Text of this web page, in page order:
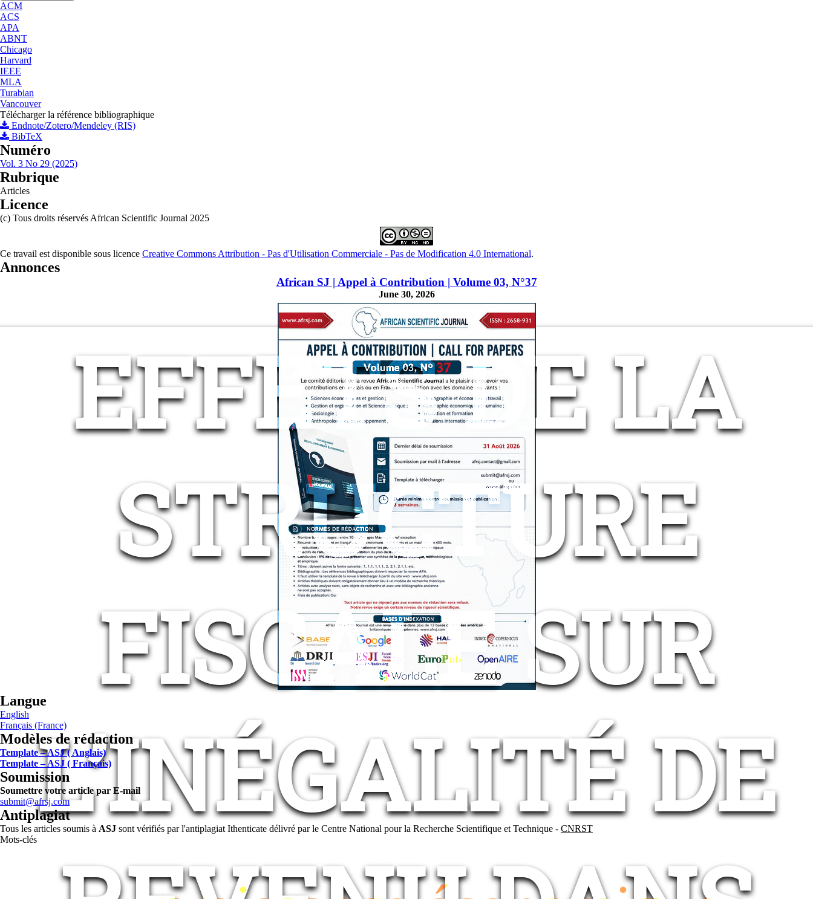
EFFETS DE LA
STRUCTURE
FISCALE SUR
L’INÉGALITÉ DE
ACM
ACS
APA
ABNT
Chicago
Harvard
IEEE
MLA
Turabian
Vancouver
Télécharger la référence bibliographique
Endnote/Zotero/Mendeley (RIS)
BibTeX
Numéro
Vol. 3 No 29 (2025)
Rubrique
Articles
Licence
(c) Tous droits réservés African Scientific Journal 2025
Ce travail est disponible sous licence Creative Commons Attribution - Pas d'Utilisation Commerciale - Pas de Modification 4.0 International.
Annonces
African SJ | Appel à Contribution | Volume 03, N°37
June 30, 2026
Langue
English
Français (France)
Modèles de rédaction
Template – ASJ ( Anglais)
Template – ASJ ( Français)
Soumission
Soumettre votre article par E-mail
submit@afrsj.com
Antiplagiat
Tous les articles soumis à ASJ sont vérifiés par l'antiplagiat Ithenticate délivré par le Centre National pour la Recherche Scientifique et Technique - CNRST
Mots-clés